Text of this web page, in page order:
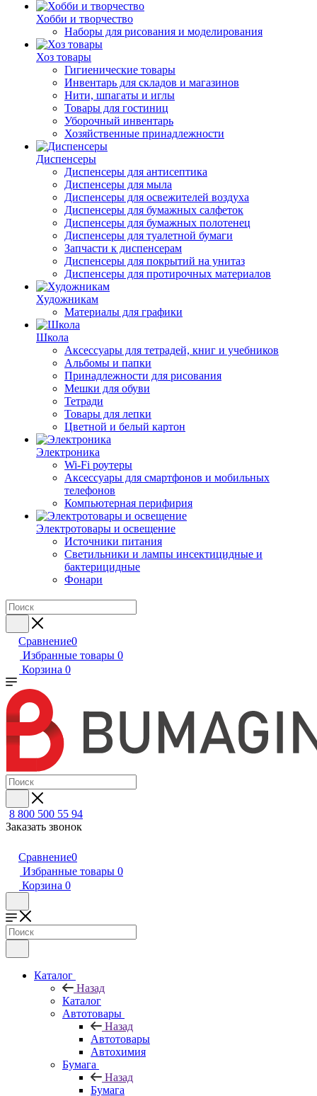
Хобби и творчество
Наборы для рисования и моделирования
Хоз товары
Гигиенические товары
Инвентарь для складов и магазинов
Нити, шпагаты и иглы
Товары для гостиниц
Уборочный инвентарь
Хозяйственные принадлежности
Диспенсеры
Диспенсеры для антисептика
Диспенсеры для мыла
Диспенсеры для освежителей воздуха
Диспенсеры для бумажных салфеток
Диспенсеры для бумажных полотенец
Диспенсеры для туалетной бумаги
Запчасти к диспенсерам
Диспенсеры для покрытий на унитаз
Диспенсеры для протирочных материалов
Художникам
Материалы для графики
Школа
Аксессуары для тетрадей, книг и учебников
Альбомы и папки
Принадлежности для рисования
Мешки для обуви
Тетради
Товары для лепки
Цветной и белый картон
Электроника
Wi-Fi роутеры
Аксессуары для смартфонов и мобильных
телефонов
Компьютерная перифирия
Электротовары и освещение
Источники питания
Светильники и лампы инсектицидные и
бактерицидные
Фонари
Сравнение0
Избранные товары 0
Корзина 0
8 800 500 55 94
Заказать звонок
Сравнение0
Избранные товары 0
Корзина 0
Каталог
Назад
Каталог
Автотовары
Назад
Автотовары
Автохимия
Бумага
Назад
Бумага